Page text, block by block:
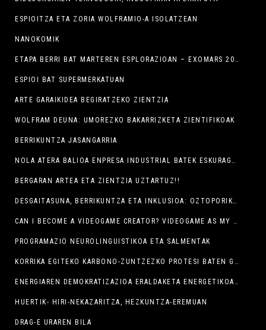
ESPIOITZA ETA ZORIA WOLFRAMIO-A ISOLATZEAN
NANOKOMIK
ETAPA BERRI BAT MARTEREN ESPLORAZIOAN – EXOMARS 2020 MISIOA
ESPIOI BAT SUPERMERKATUAN
ARTE GARAIKIDEA BEGIRATZEKO ZIENTZIA
WOLFRAM DEUNA: UMOREZKO BAKARRIZKETA ZIENTIFIKOAK
BERRIKUNTZA JASANGARRIA
NOLA ATERA BALIOA ENPRESA INDUSTRIAL BATEK ESKURAGARRI DITUEN DATU-KOPURU GERO ETA HANDIAGOETATIK, ERA PRAKTIKOAN.
BERGARAN ARTEA ETA ZIENTZIA UZTARTUZ!!
DESGAITASUNA, BERRIKUNTZA ETA INKLUSIOA: OZTOPORIK GABEKO TRINOMIOA.
CAN I BECOME A VIDEOGAME CREATOR? VIDEOGAME AS MY BUSINESS
PROGRAMAZIO NEUROLINGUISTIKOA ETA SALMENTAK
KORRIKA EGITEKO KARBONO-ZUNTZEZKO PROTESI BATEN GARAPENA
ENERGIAREN DEMOKRATIZAZIOA ERALDAKETA ENERGETIKOAREN BIDEZ
HUERTIK- HIRI-NEKAZARITZA, HEZKUNTZA-EREMUAN
DRAG-E URAREN BILA